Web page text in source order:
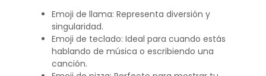
Emoji de llama: Representa diversión y
singularidad.
Emoji de teclado: Ideal para cuando estás
hablando de música o escribiendo una
canción.